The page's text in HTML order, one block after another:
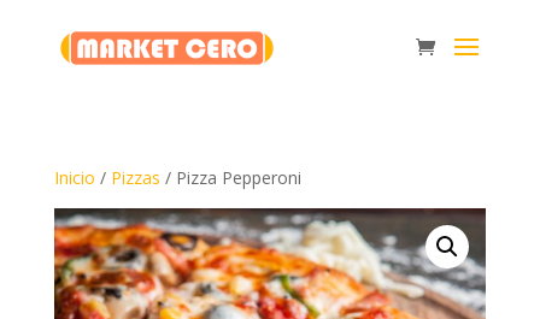
Inicio / Pizzas / Pizza Pepperoni